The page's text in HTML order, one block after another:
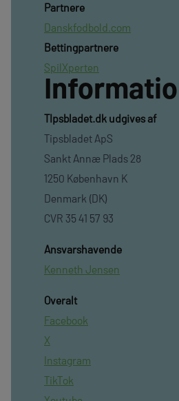
Partnere
Danskfodbold.com
Bettingpartnere
SpilXperten
TIpsbladet.dk udgives af
Tipsbladet ApS
Sankt Annæ Plads 28
1250 København K
Denmark (DK)
CVR 35 41 57 93
Ansvarshavende
Kenneth Jensen
Overalt
Facebook
X
Instagram
TikTok